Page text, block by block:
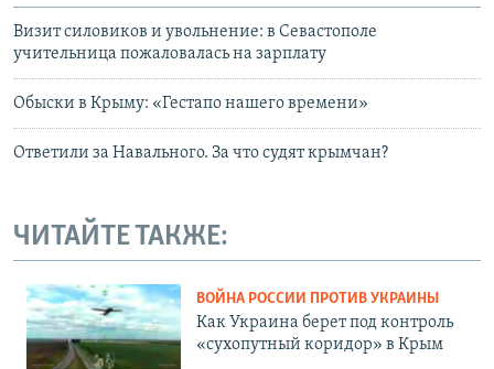
Визит силовиков и увольнение: в Севастополе
учительница пожаловалась на зарплату
Обыски в Крыму: «Гестапо нашего времени»
Ответили за Навального. За что судят крымчан?
ЧИТАЙТЕ ТАКЖЕ:
ВОЙНА РОССИИ ПРОТИВ УКРАИНЫ
Как Украина берет под контроль
«сухопутный коридор» в Крым